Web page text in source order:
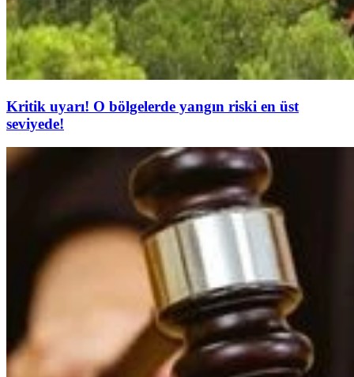
Kritik uyarı! O bölgelerde yangın riski en üst
seviyede!